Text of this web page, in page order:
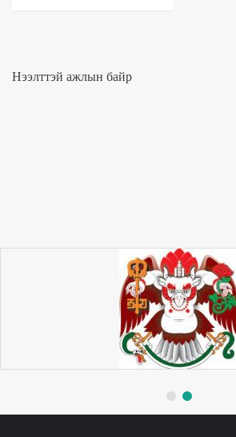
Нээлттэй ажлын байр